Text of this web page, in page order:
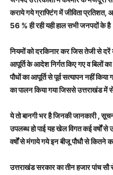
कराये गये ग्राफ्टिंग में जीविता
56 % ही रही यही हाल सभी जनपदों के
नियमों को दरकिनार कर जिस तेजी से दरें
आपूर्ति के आदेश निर्गत किए गए व बिलों
पौधों का आपूर्ति से पूर्व सत्यापन नहीं
का पालन किया गया जिससे उत्तराखंड में
ये तो बानगी भर है जिनकी जानकारी ,
उपलब्ध हो पाई यह खेल विगत कई वर्षों से
वर्षों से मंगाये गये इन बीजू पौधौ से कितने
उत्तराखंड सरकार का तीन हजार पांच सौ